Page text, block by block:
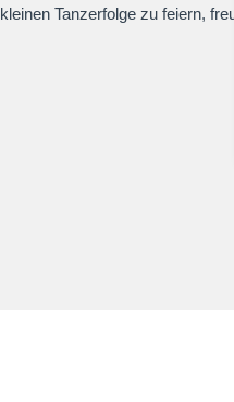
kleinen Tanzerfolge zu feiern,